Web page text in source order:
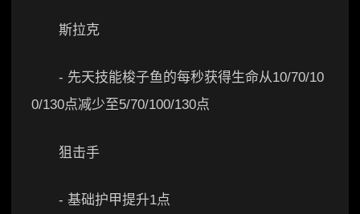
斯拉克
- 先天技能梭子鱼的每秒获得生命从10/70/10
0/130点减少至5/70/100/130点
狙击手
- 基础护甲提升1点